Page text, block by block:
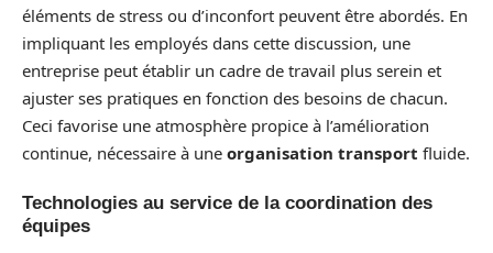
éléments de stress ou d’inconfort peuvent être abordés. En
impliquant les employés dans cette discussion, une
entreprise peut établir un cadre de travail plus serein et
ajuster ses pratiques en fonction des besoins de chacun.
Ceci favorise une atmosphère propice à l’amélioration
continue, nécessaire à une organisation transport fluide.
Technologies au service de la coordination des
équipes